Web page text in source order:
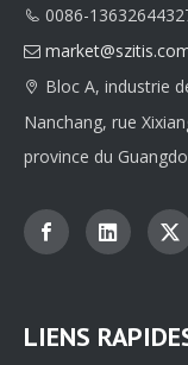
 0086-

 Bloc A, industrie
Nanchang, rue
province du
LIENS